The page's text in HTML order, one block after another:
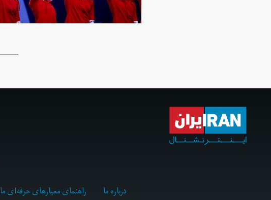
درباره ما راهنمای معیارهای حرفه‌ای ما